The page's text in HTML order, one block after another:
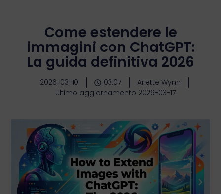
Come estendere le
immagini con ChatGPT:
La guida definitiva 2026
2026-03-10 03:07
Ariette Wynn
Ultimo aggiornamento 2026-03-17